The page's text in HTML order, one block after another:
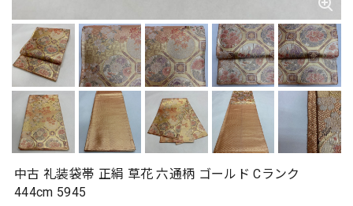
中古 礼装袋帯 正絹 草花 六通柄 ゴールド Cランク
444cm 5945